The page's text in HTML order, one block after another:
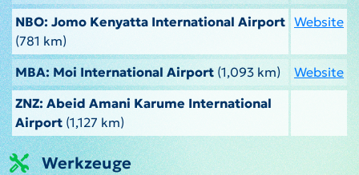
NBO: Jomo Kenyatta International Airport
(781 km)
Website
MBA: Moi International Airport (1,093 km)
Website
ZNZ: Abeid Amani Karume International
Airport (1,127 km)
Werkzeuge